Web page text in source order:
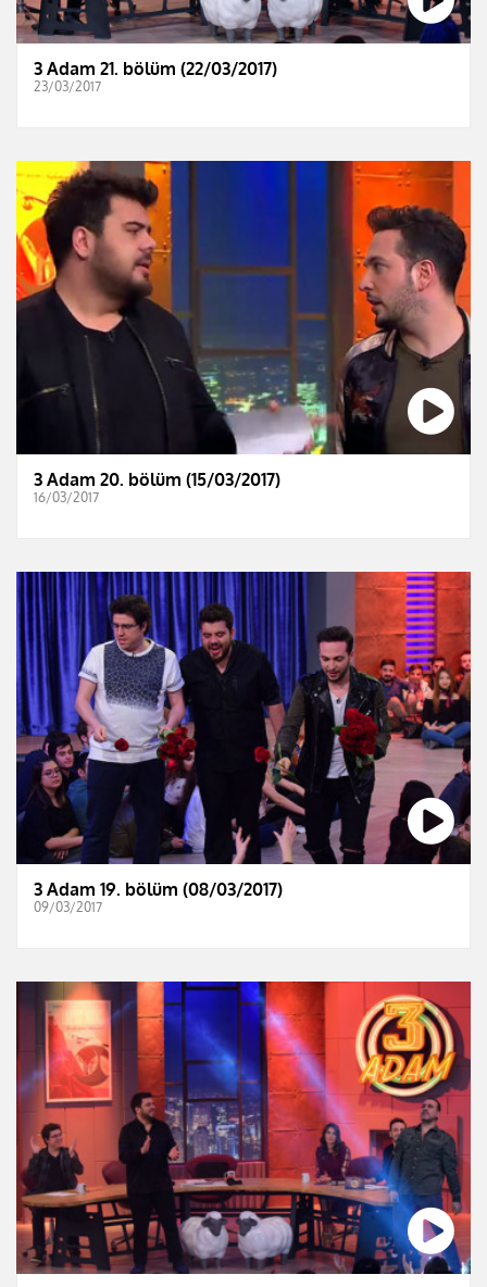
3 Adam 21. bölüm (22/03/2017)
23/03/2017
3 Adam 20. bölüm (15/03/2017)
16/03/2017
3 Adam 19. bölüm (08/03/2017)
09/03/2017